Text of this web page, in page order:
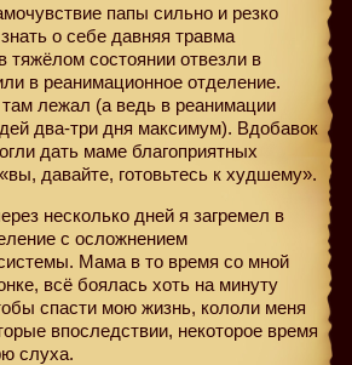
папы сильно и резко
о себе давняя травма
тяжёлом состоянии отвезли в
в реанимационное отделение.
лежал (а ведь в реанимации
два-три дня максимум). Вдобавок
дать маме благоприятных
давайте, готовьтесь к худшему».
несколько дней я загремел в
с осложнением
Мама в то время со мной
всё боялась хоть на минуту
спасти мою жизнь, кололи меня
впоследствии, некоторое время
слуха.